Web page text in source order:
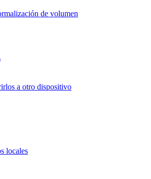
de volumen
a otro dispositivo
locales